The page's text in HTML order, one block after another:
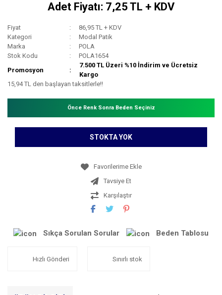
Adet Fiyatı: 7,25 TL + KDV
Fiyat
86,95 TL + KDV
Kategori
Modal Patik
Marka
POLA
Stok Kodu
POLA1654
Promosyon
7.500 TL Üzeri %10 İndirim ve Ücretsiz
Kargo
15,94 TL den başlayan taksitlerle!!
Önce Renk Sonra Beden Seçiniz
STOKTA YOK
Tavsiye Et
Karşılaştır
Sıkça Sorulan Sorular Beden Tablosu
Hızlı Gönderi Sınırlı stok